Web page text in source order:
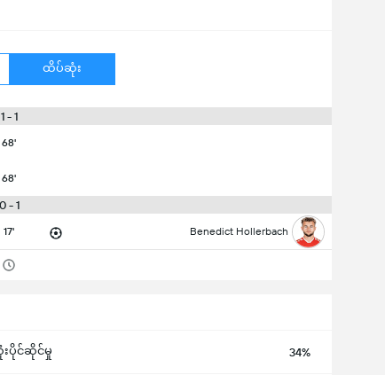
ထိပ်ဆုံး
1 - 1
68'
68'
0 - 1
17' Benedict Hollerbach
ပိုင်ဆိုင်မှု 34%